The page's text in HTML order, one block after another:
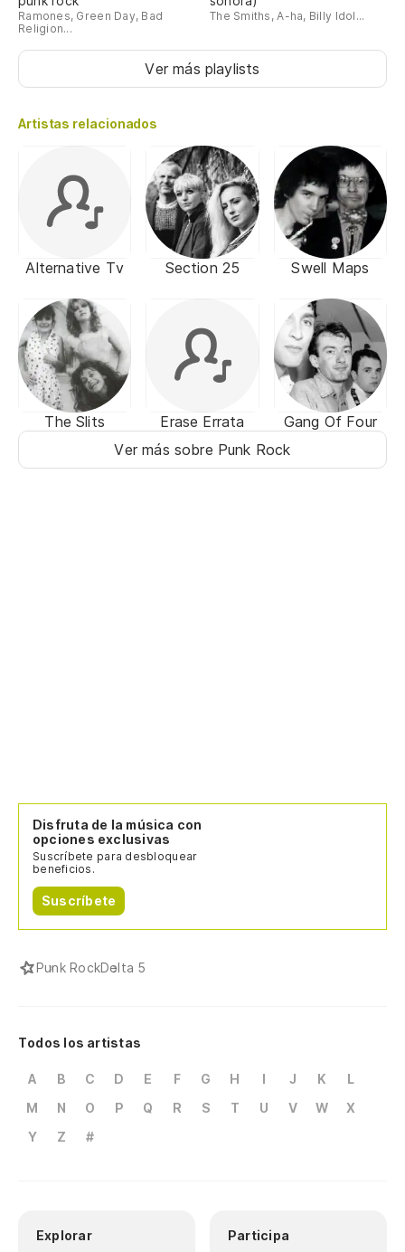
Ramones, Green Day, Bad
Religion...
The Smiths, A-ha, Billy Idol...
Ver más playlists
Artistas relacionados
Alternative Tv Section 25 Swell Maps
The Slits Erase Errata
Gang Of Four
Ver más sobre Punk Rock
Disfruta de la música con
opciones exclusivas
Suscríbete para desbloquear
beneficios.
Suscríbete
Punk RockDelta 5
Todos los artistas
A B C D E F G H I J K
L
M
N O P Q R S T U V W
X
Y
Z #
Explorar Participa